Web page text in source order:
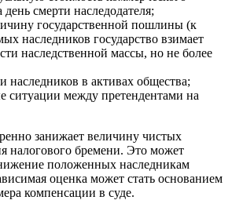
смерти наследодателя;
государственной пошлины (к
наследников государство взимает
наследственной массы, но не более
наследников в активах общества;
ситуации между претендентами на
занижает величину чистых
налогового бремени. Это может
положенных наследникам
оценка может стать основанием
компенсации в суде.